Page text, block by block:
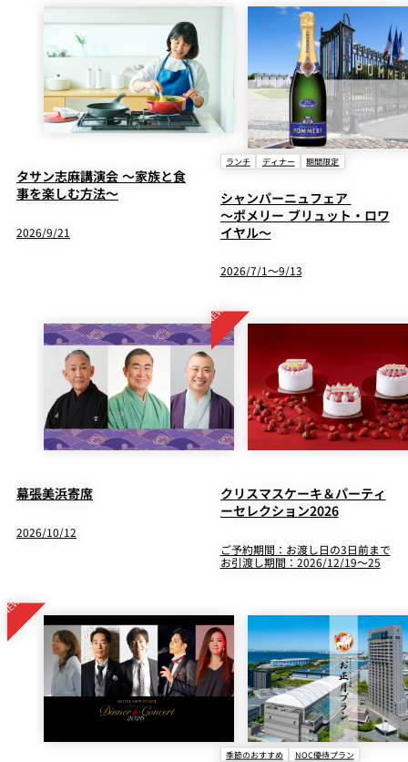
タサン志麻講演会 ～家族と食
事を楽しむ方法～
2026/9/21
ランチ ディナー 期間限定
シャンパーニュフェア
～ポメリー ブリュット・ロワ
イヤル～
2026/7/1～9/13
幕張美浜寄席
2026/10/12
クリスマスケーキ＆パーティ
ーセレクション2026
ご予約期間：お渡し日の3日前まで
お引渡し期間：2026/12/19～25
季節のおすすめ
NOC優待プラン